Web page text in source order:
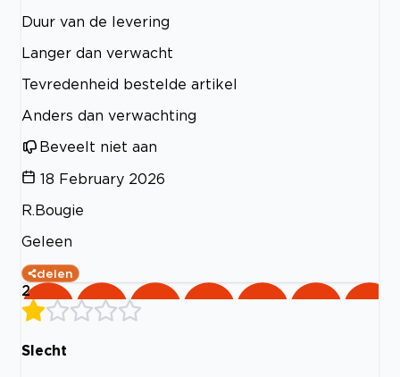
Duur van de levering
Langer dan verwacht
Tevredenheid bestelde artikel
Anders dan verwachting
Beveelt niet aan
18 February 2026
R.Bougie
Geleen
delen
2
Slecht